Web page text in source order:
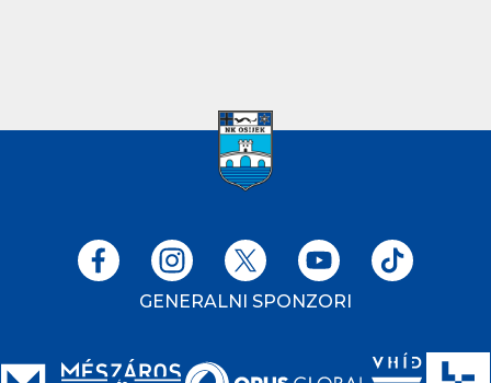
GENERALNI SPONZORI